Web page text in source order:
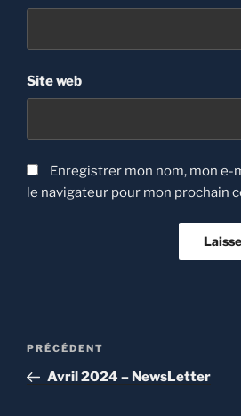
Site web
Enregistrer mon nom, mon e-
le navigateur pour mon prochain
Navigation
l’article
Article
précédent
PRÉCÉDENT
Avril 2024 – NewsLetter